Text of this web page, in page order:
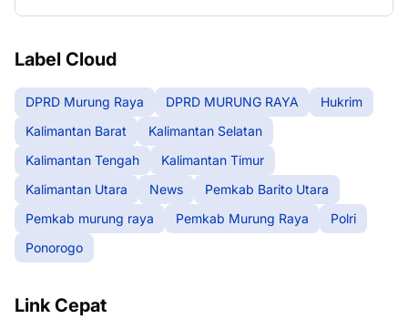
Label Cloud
DPRD Murung Raya DPRD MURUNG RAYA
Hukrim
Kalimantan Barat
Kalimantan Selatan
Kalimantan Tengah
Kalimantan Timur
Kalimantan Utara
News
Pemkab Barito Utara
Pemkab murung raya
Pemkab Murung Raya
Polri
Ponorogo
Link Cepat